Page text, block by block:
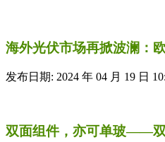
海外光伏市场再掀波澜：
发布日期: 2024 年 04 月 19 日
双面组件，亦可单玻——